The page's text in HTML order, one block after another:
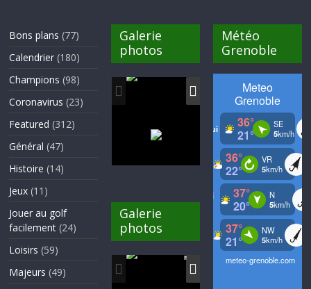
Bons plans (77)
Calendrier (180)
Champions (98)
Coronavirus (23)
Featured (312)
Général (47)
Histoire (14)
Jeux (11)
Jouer au golf
facilement (24)
Loisirs (59)
Majeurs (49)
Galerie
photos
Galerie
photos
Météo
Grenoble